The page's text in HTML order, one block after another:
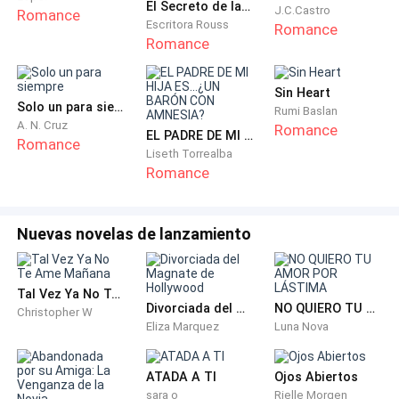
Kayla dudó por un momento en responder con una
negativa, pero... ¿por qué no? Después de todo Darren
le acababa de demostrar que no la necesitaba, y
después de haber visto que se divertía y besaba a la
rubia, pensando que ella estaría en casa viendo alguna
película en
, se dio cuenta de que necesitaba
una distracción, y mañana tendría pensado hablar con
—Bien, ahí estaré —asintió con la cabeza.
¡Darren, no!
El chillido de la rubia provocó que ambas voltearan
para observar a Darren darle una palmada en el
trasero.
Romance El Secreto de la Esposa Embarazada del CEO
Escritora Rouss
Romance
J.C.Castro
Romance
Solo un para siempre
A. N. Cruz
Romance EL PADRE DE MI HIJA ES...¿UN BARÓN CON AMNESIA?
Liseth Torrealba
Romance
Sin Heart
Rumi Baslan
Romance
Nuevas novelas de lanzamiento
Tal Vez Ya No Te Ame Mañana
Christopher W Divorciada del Magnate de Hollywood
Eliza Marquez
NO QUIERO TU AMOR POR LÁSTIMA
Luna Nova
ATADA A TI
sara o
Ojos Abiertos
Rielle Morgen